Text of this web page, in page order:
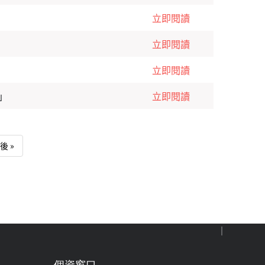
立即閱讀
立即閱讀
立即閱讀
立即閱讀
»Last page